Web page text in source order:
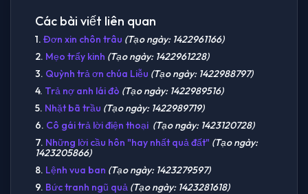
Các bài viết liên quan
1. Đơn xin chôn trâu (Tạo ngày: 1422961166)
2. Mẹo trẩy kinh (Tạo ngày: 1422961228)
3. Quỳnh trả ơn chúa Liễu (Tạo ngày: 1422988797)
4. Trả nợ anh lái đò (Tạo ngày: 1422989516)
5. Nhặt bã trầu (Tạo ngày: 1422989719)
6. Cô gái trả lời điện thoại (Tạo ngày: 1423120728)
7. Những lời cầu hôn "hay nhất quả đất" (Tạo ngày:
1423205866)
8. Lệnh vua ban (Tạo ngày: 1423279597)
9. Bức tranh ngũ quả (Tạo ngày: 1423281618)